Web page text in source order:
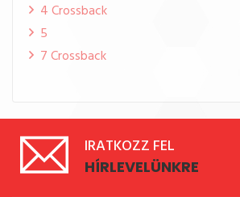
4 Crossback
5
7 Crossback
IRATKOZZ FEL
HÍRLEVELÜNKRE